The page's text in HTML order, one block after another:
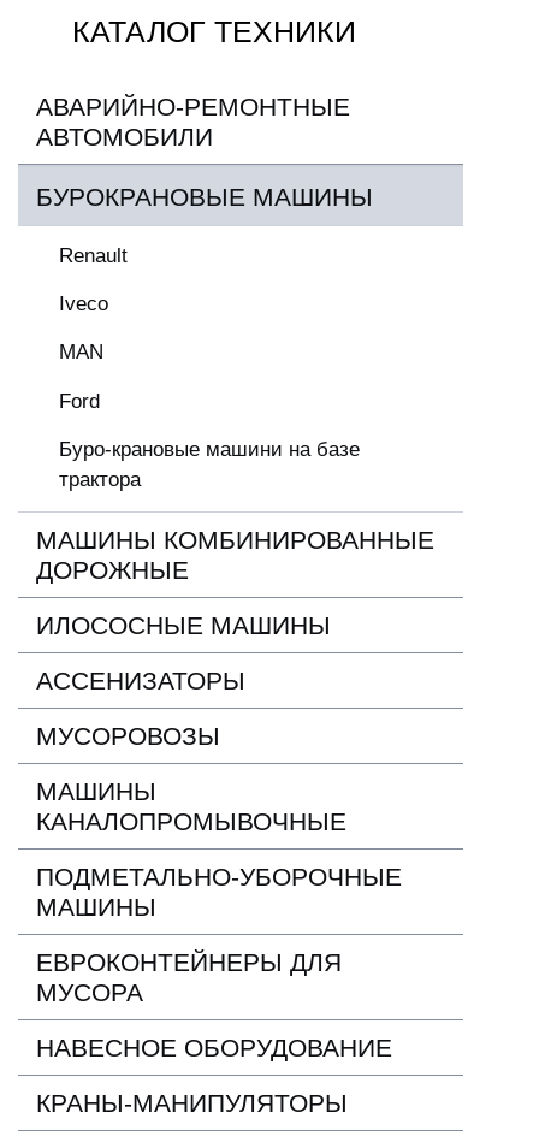
КАТАЛОГ ТЕХНИКИ
АВАРИЙНО-РЕМОНТНЫЕ
АВТОМОБИЛИ
БУРОКРАНОВЫЕ МАШИНЫ
Renault
Iveco
MAN
Ford
Буро-крановые машини на базе
трактора
МАШИНЫ КОМБИНИРОВАННЫЕ
ДОРОЖНЫЕ
ИЛОСОСНЫЕ МАШИНЫ
АССЕНИЗАТОРЫ
МУСОРОВОЗЫ
МАШИНЫ
КАНАЛОПРОМЫВОЧНЫЕ
ПОДМЕТАЛЬНО-УБОРОЧНЫЕ
МАШИНЫ
ЕВРОКОНТЕЙНЕРЫ ДЛЯ
МУСОРА
НАВЕСНОЕ ОБОРУДОВАНИЕ
КРАНЫ-МАНИПУЛЯТОРЫ